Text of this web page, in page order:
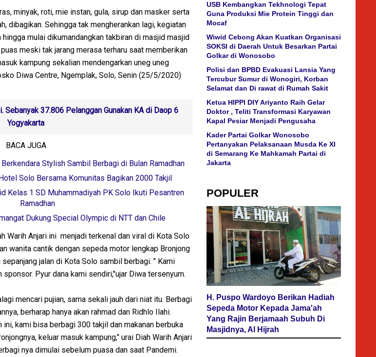
minyak, roti, mie instan, gula, sirup dan masker serta
dibagikan. Sehingga tak mengherankan lagi, kegiatan
mulai dikumandangkan takbiran di masjid masjid
meski tak jarang merasa terharu saat memberikan
kampung sekalian mendengarkan uneg uneg
Diwa Centre, Ngemplak, Solo, Senin (25/5/2020)
Sebanyak 37.806 Pelanggan Gunakan KA di Daop 6
Yogyakarta
BACA JUGA
Stylish Sambil Berbagi di Bulan Ramadhan
Solo Bersama Komunitas Bagikan 2000 Takjil
Kelas 1 SD Muhammadiyah PK Solo Ikuti Pesantren
Ramadhan
Dukung Special Olympic di NTT dan Chile
Warih Anjari ini menjadi terkenal dan viral di Kota Solo
wanita cantik dengan sepeda motor lengkap Bronjong
jalan di Kota Solo sambil berbagi. " Kami
Pyur dana kami sendiri,"ujar Diwa tersenyum.
mencari pujian, sama sekali jauh dari niat itu. Berbagi
berharap hanya akan rahmad dan Ridhlo Ilahi.
ini, kami bisa berbagi 300 takjil dan makanan berbuka
keluar masuk kampung," urai Diah Warih Anjari
nya dimulai sebelum puasa dan saat Pandemi.
USB Kembangkan Tekhnologi Tepat
Guna Produksi Mie Protein Tinggi dan
Mocaf
Wiwid Cebong Akan Kuatkan Organisasi
SOKSI di Daerah Untuk Besarkan Partai
Golkar di Wonosobo
Polisi dan BPBD Evakuasi Lansia Yang
Tercubur Sumur di Wonogiri, Korban
Selamat dan Di rawat di Rumah Sakit
Ketua HIPPI DIY Ariyanto Raih Gelar
Doktor , Teliti Transformasi Karyawan
Kapal Pesiar Menjadi Pengusaha
Kader Partai Golkar Wonosobo
Pertanyakan Pelaksanaan Musda Ke XI
di Semarang Ke Mahkamah Partai di
Jakarta
POPULER
H. Puspo Wardoyo Berikan Hadiah
Sepeda Motor Kepada Jama'ah
Yang Rajin Berjamaah Subuh Di
Masjidnya, Al Hijrah